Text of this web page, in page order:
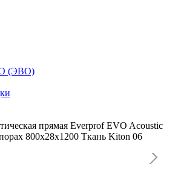
(ЭВО)
прямая Everprof EVO Acoustic
800х28х1200 Ткань Kiton 06